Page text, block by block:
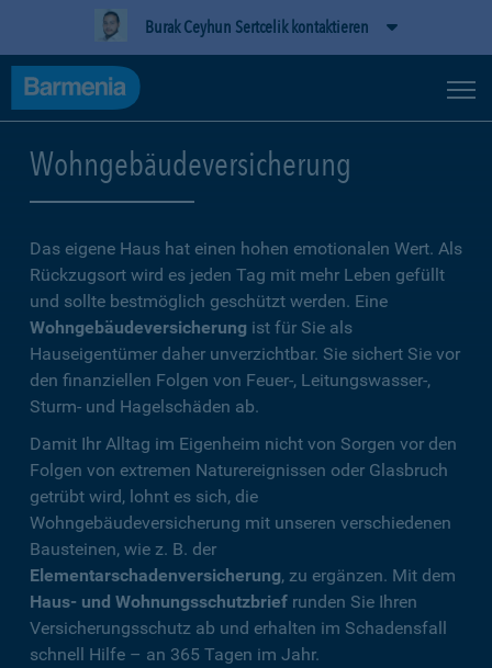
Burak Ceyhun Sertcelik kontaktieren
Wohngebäudeversicherung
Das eigene Haus hat einen hohen emotionalen Wert. Als
Rückzugsort wird es jeden Tag mit mehr Leben gefüllt
und sollte bestmöglich geschützt werden. Eine
Wohngebäudeversicherung ist für Sie als
Hauseigentümer daher unverzichtbar. Sie sichert Sie vor
den finanziellen Folgen von Feuer-, Leitungswasser-,
Sturm- und Hagelschäden ab.
Damit Ihr Alltag im Eigenheim nicht von Sorgen vor den
Folgen von extremen Naturereignissen oder Glasbruch
getrübt wird, lohnt es sich, die
Wohngebäudeversicherung mit unseren verschiedenen
Bausteinen, wie z. B. der
Elementarschadenversicherung, zu ergänzen. Mit dem
Haus- und Wohnungsschutzbrief runden Sie Ihren
Versicherungsschutz ab und erhalten im Schadensfall
schnell Hilfe – an 365 Tagen im Jahr.